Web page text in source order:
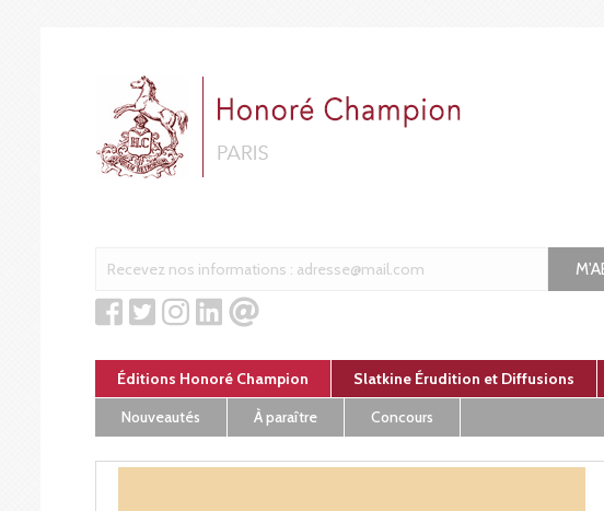
Éditions Honoré Champion Slatkine Érudition et Diffusions
Nouveautés
À paraître Concours